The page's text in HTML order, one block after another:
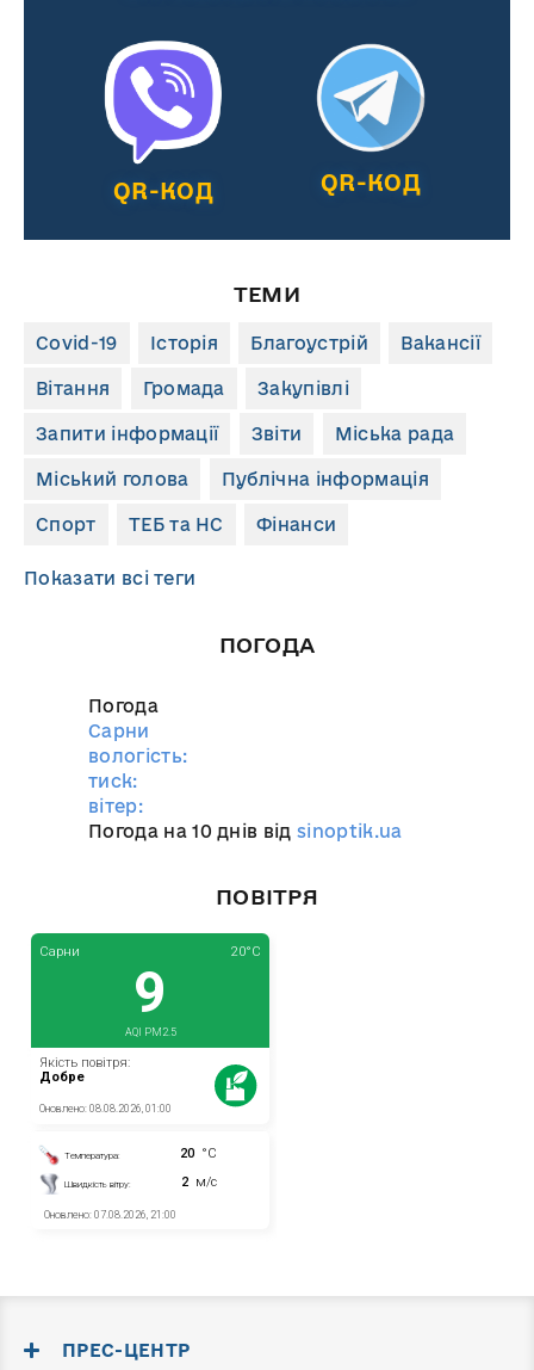
QR-КОД QR-КОД
ТЕМИ
Covid-19 Історія Благоустрій Вакансії
Вітання Громада Закупівлі
Запити інформації Звіти Міська рада
Міський голова Публічна інформація
Спорт ТЕБ та НС Фінанси
Показати всі теги
ПОГОДА
Погода
Сарни
вологість:
тиск:
вітер:
Погода на 10 днів відsinoptik.ua
ПОВІТРЯ
ПРЕС-ЦЕНТР